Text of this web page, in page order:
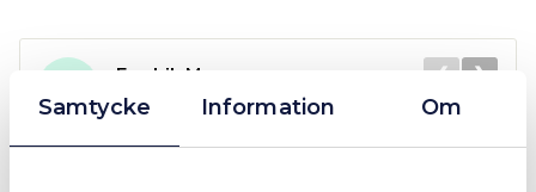
Samtycke Information Om
Fredrik Magnusson
2025-10-02
❮ ❯